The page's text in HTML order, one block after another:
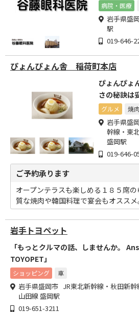
病院・医療
岩手県盛
駅
019-646-
ぴょんぴょん舎 稲荷町本店
ぴょんぴょ
さの秘訣は
す。
グルメ 焼
岩手県盛
幹線・東
盛岡駅
019-646-
ご予約承ります
オープンテラスも楽しめる１８５席
質な焼肉や韓国料理で宴会もオススメ
岩手トヨペット
「もっとクルマの話、しませんか。
TOYOPET」
ショッピング 車
岩手県盛岡市 JR東北新幹線・秋田新幹
山田線 盛岡駅
019-651-3211